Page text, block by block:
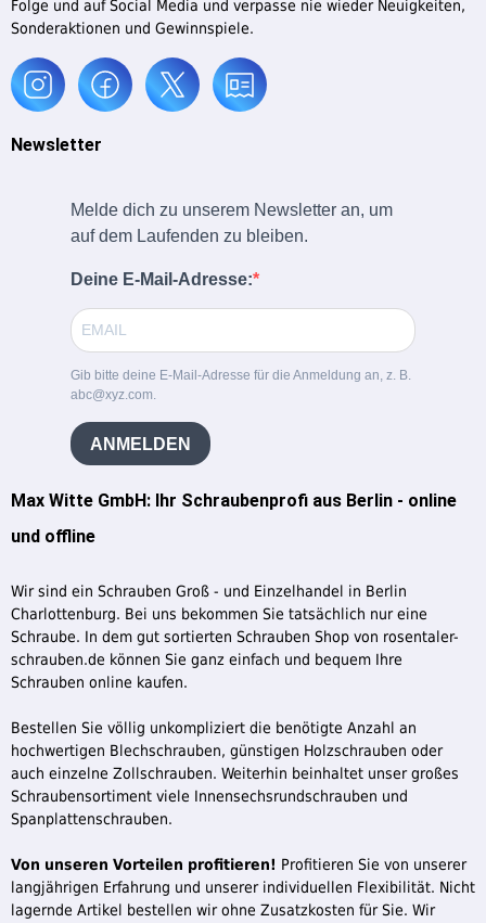
Max Witte GmbH: Ihr Schraubenprofi aus Berlin - online
und offline
Wir sind ein Schrauben Groß - und Einzelhandel in Berlin
Charlottenburg. Bei uns bekommen Sie tatsächlich nur eine
Schraube. In dem gut sortierten Schrauben Shop von rosentaler-
schrauben.de können Sie ganz einfach und bequem Ihre
Schrauben online kaufen.
Bestellen Sie völlig unkompliziert die benötigte Anzahl an
hochwertigen Blechschrauben, günstigen Holzschrauben oder
auch einzelne Zollschrauben. Weiterhin beinhaltet unser großes
Schraubensortiment viele Innensechsrundschrauben und
Spanplattenschrauben.
Von unseren Vorteilen profitieren! Profitieren Sie von unserer
langjährigen Erfahrung und unserer individuellen Flexibilität. Nicht
lagernde Artikel bestellen wir ohne Zusatzkosten für Sie. Wir
Folge und auf Social Media und verpasse nie wieder Neuigkeiten,
Sonderaktionen und Gewinnspiele.
Newsletter
Melde dich zu unserem Newsletter an, um
auf dem Laufenden zu bleiben.
Deine E-Mail-Adresse:
Gib bitte deine E-Mail-Adresse für die Anmeldung an, z. B.
abc@xyz.com.
ANMELDEN